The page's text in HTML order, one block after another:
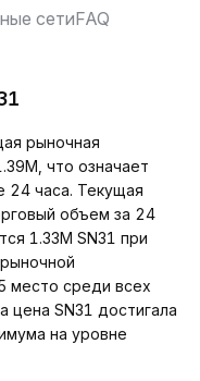
сетиFAQ
рыночная
что означает
24 часа. Текущая
объем за 24
1.33M SN31 при
место среди всех
цена SN31 достигала
на уровне